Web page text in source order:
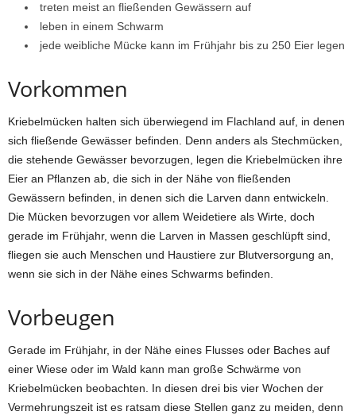
treten meist an fließenden Gewässern auf
leben in einem Schwarm
jede weibliche Mücke kann im Frühjahr bis zu 250 Eier legen
Vorkommen
Kriebelmücken halten sich überwiegend im Flachland auf, in denen
sich fließende Gewässer befinden. Denn anders als Stechmücken,
die stehende Gewässer bevorzugen, legen die Kriebelmücken ihre
Eier an Pflanzen ab, die sich in der Nähe von fließenden
Gewässern befinden, in denen sich die Larven dann entwickeln.
Die Mücken bevorzugen vor allem Weidetiere als Wirte, doch
gerade im Frühjahr, wenn die Larven in Massen geschlüpft sind,
fliegen sie auch Menschen und Haustiere zur Blutversorgung an,
wenn sie sich in der Nähe eines Schwarms befinden.
Vorbeugen
Gerade im Frühjahr, in der Nähe eines Flusses oder Baches auf
einer Wiese oder im Wald kann man große Schwärme von
Kriebelmücken beobachten. In diesen drei bis vier Wochen der
Vermehrungszeit ist es ratsam diese Stellen ganz zu meiden, denn